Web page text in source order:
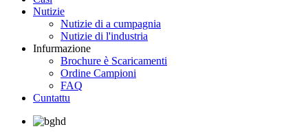
Nutizie
Nutizie di a cumpagnia
Nutizie di l'industria
Infurmazione
Brochure è Scaricamenti
Ordine Campioni
FAQ
Cuntattu